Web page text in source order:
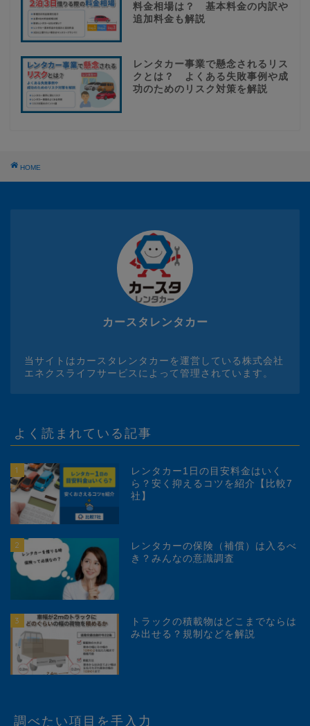
料金相場は？ 基本料金の内訳や
追加料金も解説
レンタカー事業で懸念されるリス
クとは？ よくある失敗事例や成
功のためのリスク対策を解説
HOME
カースタレンタカー
当サイトはカースタレンタカーを運営している株式会社
エネクスライフサービスによって管理されています。
よく読まれている記事
1
レンタカー1日の目安料金はいく
ら？安く抑えるコツを紹介【比較7
社】
2
レンタカーの保険（補償）は入るべ
き？みんなの意識調査
3
トラックの積載物はどこまでならは
み出せる？規制などを解説
調べたい項目を手入力